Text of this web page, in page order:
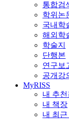
통합검
학위논
국내학
해외학
학술지
단행본
연구보
공개강
MyRISS
내 추
내 책장
내 최